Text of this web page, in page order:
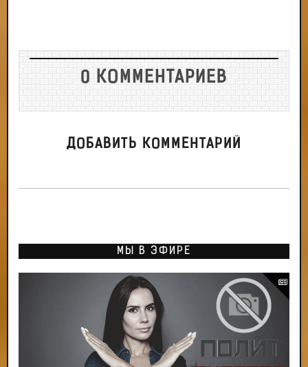
0 КОММЕНТАРИЕВ
ДОБАВИТЬ КОММЕНТАРИЙ
МЫ В ЭФИРЕ